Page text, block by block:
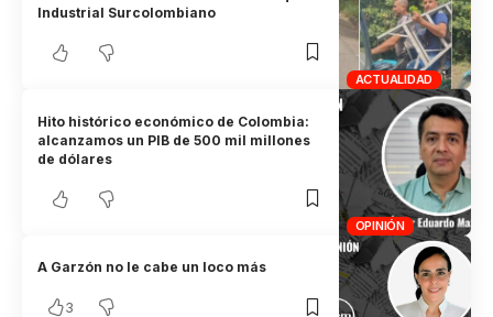
ACTUALIDAD
Industrial Surcolombiano
OPINIÓN
Hito histórico económico de Colombia:
alcanzamos un PIB de 500 mil millones
de dólares
A Garzón no le cabe un loco más
3